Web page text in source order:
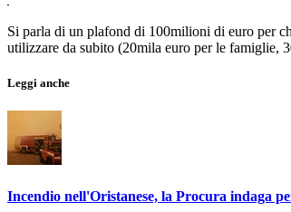
Si parla di un plafond di 100milioni di euro per
utilizzare da subito (20mila euro per le famiglie,
Leggi anche
Incendio nell'Oristanese, la Procura indaga